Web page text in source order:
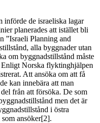
införde de israeliska lagar
planerades att istället bli
”Israeli Planning and
alla byggnader utan
om byggnadstillstånd måste
Enligt Norska flyktinghjälpen
Att ansöka om att få
kan innebära att man
från att försöka. De som
men det är
i östra
ansöker[2].